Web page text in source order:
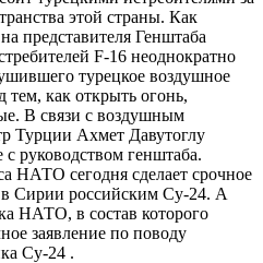
этой страны. Как
представителя Генштаба
F-16 неоднократно
турецкое воздушное
тем, как открыть огонь,
В связи с воздушным
Турции Ахмет Давутоглу
руководством генштаба.
НАТО сегодня сделает срочное
в Сирии российским Су-24. А
НАТО, в состав которого
заявление по поводу
Су-24 .